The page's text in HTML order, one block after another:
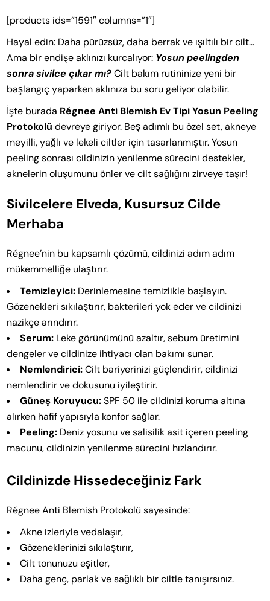
[products ids=”1591″ columns=”1″]
Hayal edin: Daha pürüzsüz, daha berrak ve ışıltılı bir cilt…
Ama bir endişe aklınızı kurcalıyor: Yosun peelingden
sonra sivilce çıkar mı?Cilt bakım rutininize yeni bir
başlangıç yaparken aklınıza bu soru geliyor olabilir.
İşte burada Régnee Anti Blemish Ev Tipi Yosun Peeling
Protokolü devreye giriyor. Beş adımlı bu özel set, akneye
meyilli, yağlı ve lekeli ciltler için tasarlanmıştır. Yosun
peeling sonrası cildinizin yenilenme sürecini destekler,
aknelerin oluşumunu önler ve cilt sağlığını zirveye taşır!
Sivilcelere Elveda, Kusursuz Cilde
Merhaba
Régnee’nin bu kapsamlı çözümü, cildinizi adım adım
mükemmelliğe ulaştırır.
Temizleyici: Derinlemesine temizlikle başlayın.
Gözenekleri sıkılaştırır, bakterileri yok eder ve cildinizi
nazikçe arındırır.
Serum: Leke görünümünü azaltır, sebum üretimini
dengeler ve cildinize ihtiyacı olan bakımı sunar.
Nemlendirici:Cilt bariyerinizi güçlendirir, cildinizi
nemlendirir ve dokusunu iyileştirir.
Güneş Koruyucu:SPF 50 ile cildinizi koruma altına
alırken hafif yapısıyla konfor sağlar.
Peeling: Deniz yosunu ve salisilik asit içeren peeling
macunu, cildinizin yenilenme sürecini hızlandırır.
Cildinizde Hissedeceğiniz Fark
Régnee Anti Blemish Protokolü sayesinde:
Akne izleriyle vedalaşır,
Gözeneklerinizi sıkılaştırır,
Cilt tonunuzu eşitler,
Daha genç, parlak ve sağlıklı bir ciltle tanışırsınız.